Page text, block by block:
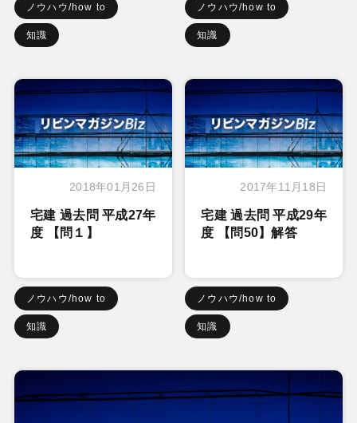
ノウハウ/how to
知識
ノウハウ/how to
知識
2018年01月26日
宅建 過去問 平成27年
度 【問１】
ノウハウ/how to
知識
2017年11月18日
宅建 過去問 平成29年
度 【問50】解答
ノウハウ/how to
知識